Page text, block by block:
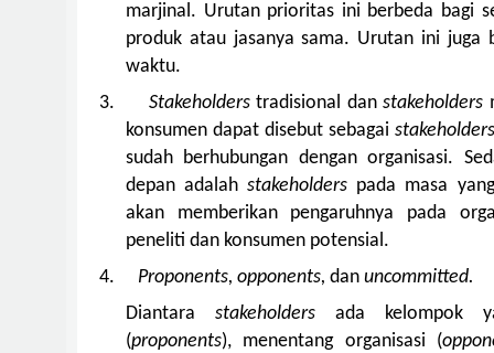
marjinal. Urutan prioritas ini berbeda bagi
produk atau jasanya sama. Urutan ini juga
waktu.
3.
Stakeholderstradisional danstakeholders
konsumen dapat disebut sebagai
sudah berhubungan dengan organisasi.
depan adalahstakeholders pada masa
akan memberikan pengaruhnya pada
peneliti dan konsumen potensial.
4.
Proponents, opponents, dan uncommitted.
Diantara stakeholders ada kelompok
(proponents), menentang organisasi (